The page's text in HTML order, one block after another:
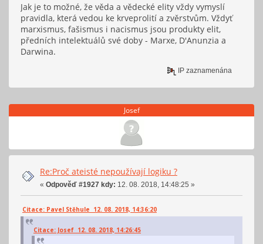
Jak je to možné, že věda a vědecké elity vždy vymyslí
pravidla, která vedou ke krveprolití a zvěrstvům. Vždyť
marxismus, fašismus i nacismus jsou produkty elit,
předních intelektuálů své doby - Marxe, D'Anunzia a
Darwina.
IP zaznamenána
Josef
Re:Proč ateisté nepoužívají logiku ?
« Odpověď #1927 kdy: 12. 08. 2018, 14:48:25 »
Citace: Pavel Stěhule 12. 08. 2018, 14:36:20
Citace: Josef 12. 08. 2018, 14:26:45